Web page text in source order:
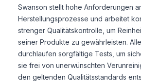
Swanson stellt hohe Anforderungen
Herstellungsprozesse und arbeitet
strenger Qualitätskontrolle, um
seiner Produkte zu gewährleisten.
durchlaufen sorgfältige Tests, um
sie frei von unerwünschten
den geltenden Qualitätsstandards